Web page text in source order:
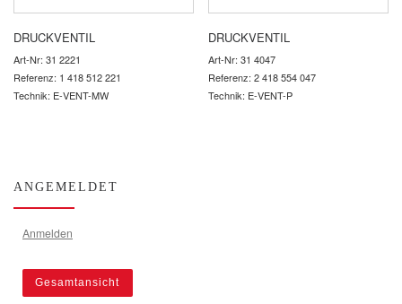
DRUCKVENTIL
Art-Nr: 31 2221
Referenz: 1 418 512 221
Technik: E-VENT-MW
DRUCKVENTIL
Art-Nr: 31 4047
Referenz: 2 418 554 047
Technik: E-VENT-P
ANGEMELDET
Anmelden
Gesamtansicht